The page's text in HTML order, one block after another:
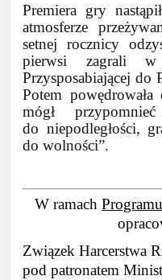
Premiera gry
atmosferze
setnej rocznicy
pierwsi zagrali
Przysposabiającej do
Potem
mógł
do niepodległości,
do wolności”.
W ramach
Związek Harcerstwa
pod patronatem